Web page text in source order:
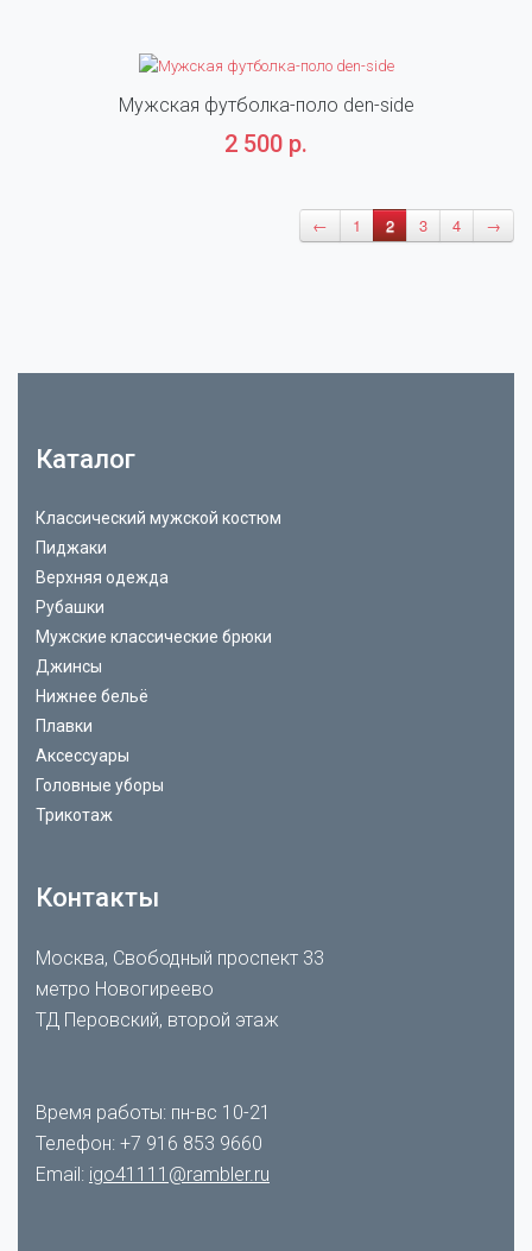
Мужская футболка-поло den-side
2 500 р.
← 1 2 3 4 →
Каталог
Классический мужской костюм
Пиджаки
Верхняя одежда
Рубашки
Мужские классические брюки
Джинсы
Нижнее бельё
Плавки
Аксессуары
Головные уборы
Трикотаж
Контакты
Москва, Свободный проспект 33
метро Новогиреево
ТД Перовский, второй этаж
Время работы: пн-вс 10-21
Телефон: +7 916 853 9660
Email: igo41111@rambler.ru